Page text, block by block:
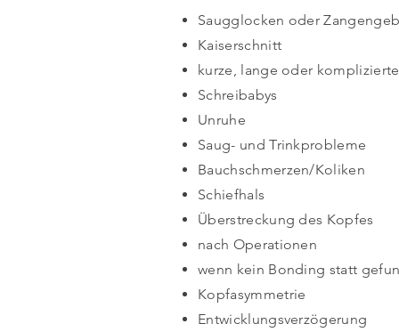
Saugglocken oder
Kaiserschnitt
kurze, lange oder
Schreibabys
Unruhe
Saug- und Trinkprobleme
Bauchschmerzen/Koliken
Schiefhals
Überstreckung des Kopfes
nach Operationen
wenn kein Bonding statt
Kopfasymmetrie
Entwicklungsverzögerung